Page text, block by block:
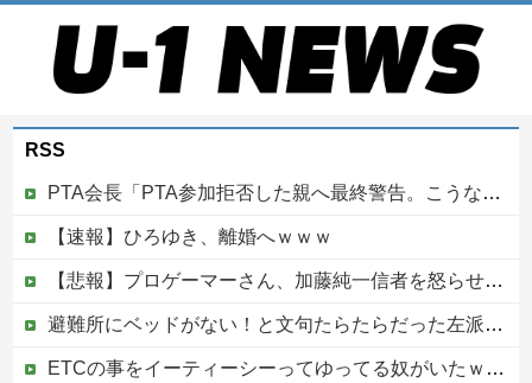
RSS
PTA会長「PTA参加拒否した親へ最終警告。こうなってもいい？」
【速報】ひろゆき、離婚へｗｗｗ
【悲報】プロゲーマーさん、加藤純一信者を怒らせてしまった結果、好き嫌い5位にwwwwwwww
避難所にベッドがない！と文句たらたらだった左派、実際に避難所にベッドが搬入されてしまった結果……
ETCの事をイーティーシーってゆってる奴がいたｗｗｗｗｗｗｗ他